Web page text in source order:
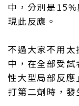
中，分別是
現此反應。
不過大家不用
中，在全部受
性大型局部反
打第二劑時，發